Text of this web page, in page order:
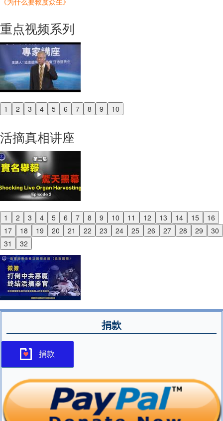
重点视频系列
1 2 3 4 5 6 7 8 9 10
Previous
活摘真相讲座
1 2 3 4 5 6 7 8 9 10 11 12 13 14 15
16
17
18 19 20 21 22 23 24 25 26 27 28 29
30
31
32
Previous
Next
捐款
捐款